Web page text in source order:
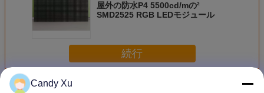
屋外の防水P4 5500cd/mの²
SMD2525 RGB LEDモジュール
続行
多く RGBのLEDモジュール
Candy Xu